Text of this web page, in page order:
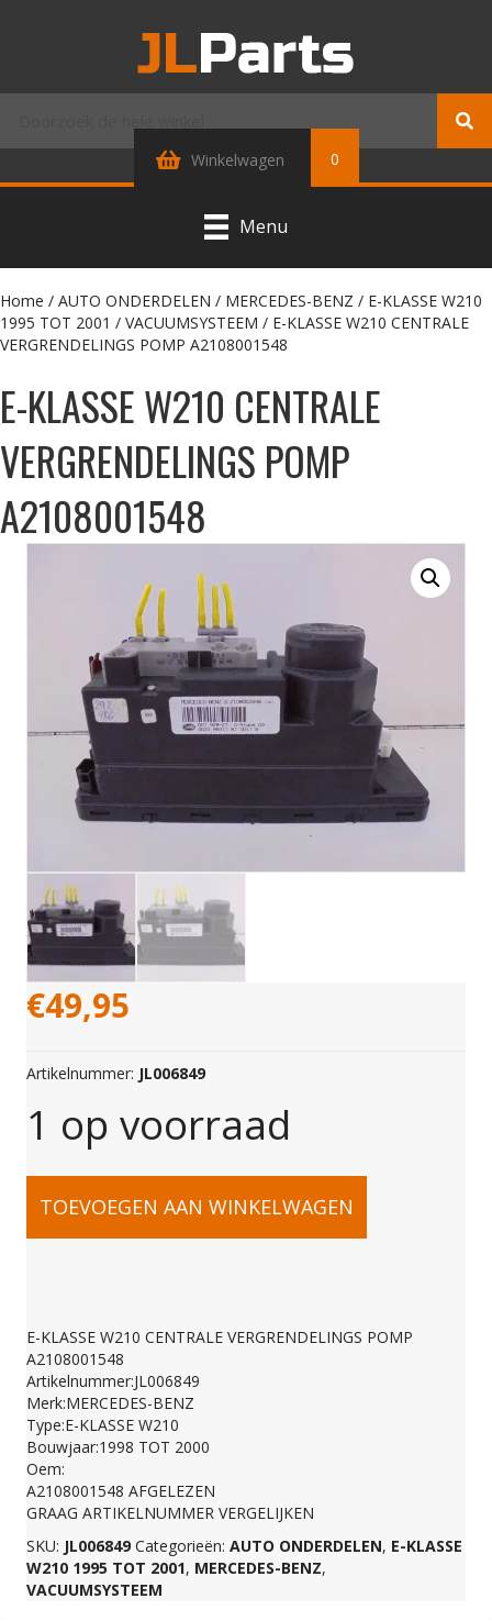
Winkelwagen 0
Menu
Home / AUTO ONDERDELEN / MERCEDES-BENZ / E-KLASSE W210
1995 TOT 2001 / VACUUMSYSTEEM / E-KLASSE W210 CENTRALE
VERGRENDELINGS POMP A2108001548
E-KLASSE W210 CENTRALE
VERGRENDELINGS POMP
A2108001548
€49,95
Artikelnummer: JL006849
1 op voorraad
E-
W210
CENTRALE
VERGRENDELINGS
POMP
A2108001548
TOEVOEGEN AAN WINKELWAGEN
E-KLASSE W210 CENTRALE VERGRENDELINGS POMP
A2108001548
Artikelnummer:JL006849
Merk:MERCEDES-BENZ
Type:E-KLASSE W210
Bouwjaar:1998 TOT 2000
Oem:
A2108001548 AFGELEZEN
GRAAG ARTIKELNUMMER VERGELIJKEN
SKU: JL006849 Categorieën: AUTO ONDERDELEN, E-KLASSE
W210 1995 TOT 2001, MERCEDES-BENZ,
VACUUMSYSTEEM